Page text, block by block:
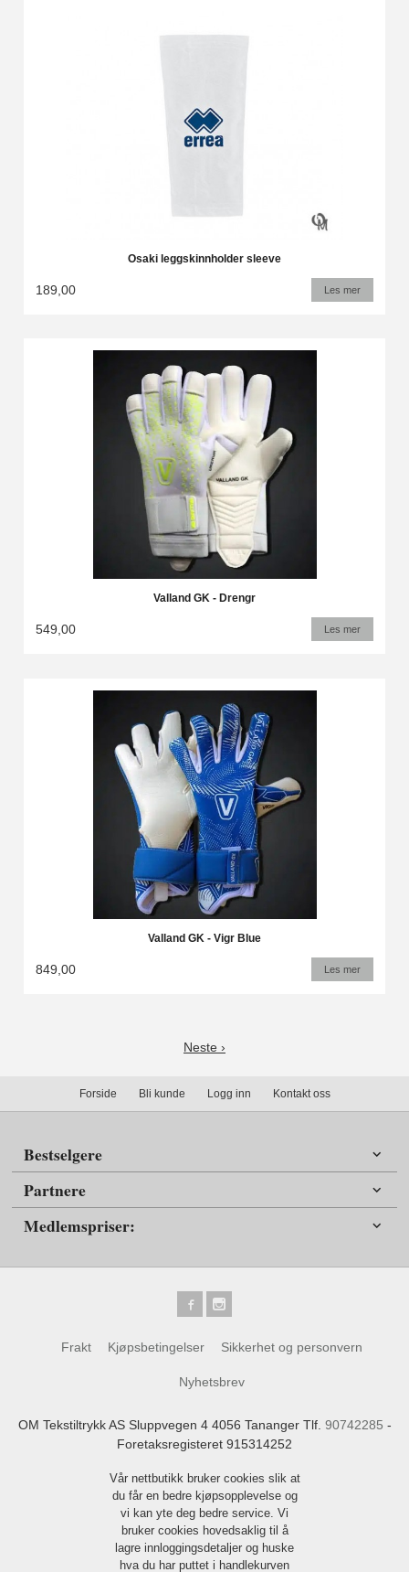
Osaki leggskinnholder sleeve
189,00 Les mer
Valland GK - Drengr
549,00 Les mer
Valland GK - Vigr Blue
849,00 Les mer
Neste ›
Forside Bli kunde Logg inn Kontakt oss
Bestselgere
Partnere
Medlemspriser:
Frakt Kjøpsbetingelser Sikkerhet og personvern
Nyhetsbrev
OM Tekstiltrykk AS Sluppvegen 4 4056 Tananger Tlf. 90742285 -
Foretaksregisteret 915314252
Vår nettbutikk bruker cookies slik at
du får en bedre kjøpsopplevelse og
vi kan yte deg bedre service. Vi
bruker cookies hovedsaklig til å
lagre innloggingsdetaljer og huske
hva du har puttet i handlekurven